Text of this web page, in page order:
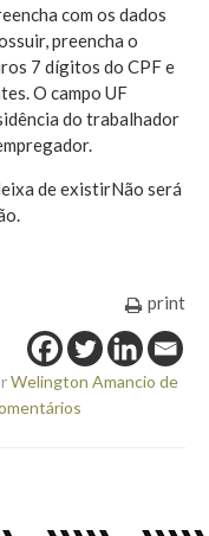
com os dados
preencha o
7 dígitos do CPF e
O campo UF
do trabalhador
de existirNão será
print
Welington Amancio de